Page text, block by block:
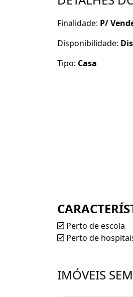
Sala de Estar/ Jantar
Área de Serviço
Quintal
Localização
Aproveite essa
Finalidade: P/
Disponibilidade:
Tipo: Casa
Perto de escola
Perto de
IMÓVEIS